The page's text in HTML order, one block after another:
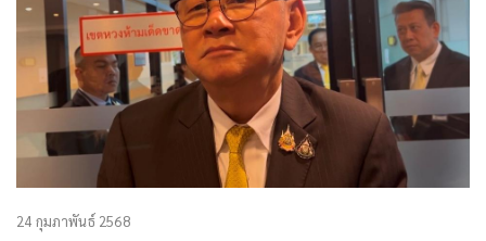
24 กุมภาพันธ์ 2568